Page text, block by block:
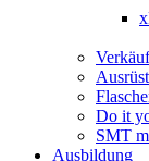
Do it
SMT
Ausbildung